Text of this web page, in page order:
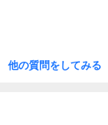
他の質問をしてみる